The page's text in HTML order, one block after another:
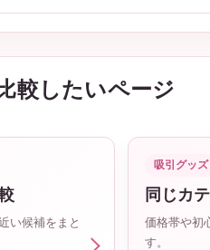
較したいページ
い候補をまと
吸引グッズ
同じカ
価格帯や初
す。